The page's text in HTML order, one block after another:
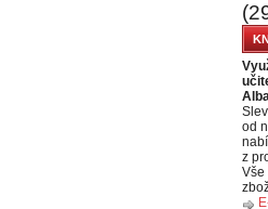
od
z
Vše